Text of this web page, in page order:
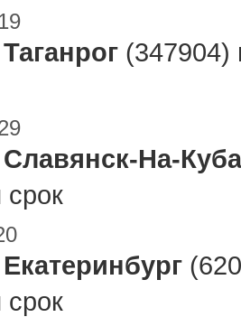
Таганрог
Славянск-На-
срок
Екатеринбург
срок